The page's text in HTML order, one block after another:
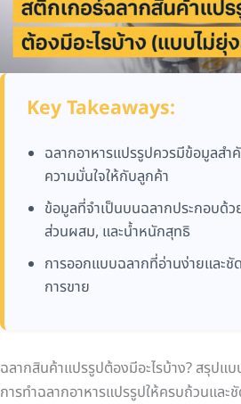
Key Takeaways:
ฉลากอาหารแปรรูปควรมีข้อมูลส
ความมั่นใจให้กับลูกค้า
ข้อมูลที่จำเป็นบนฉลากประกอบด้
ส่วนผสม, และน้ำหนักสุทธิ
การออกแบบฉลากที่อ่านง่ายและชั
การขาย
ฉลากสินค้าแปรรูปต้องมีอะไรบ้าง? สรุปแบ
การทำฉลากอาหารแปรรูปให้ครบถ้วนและ